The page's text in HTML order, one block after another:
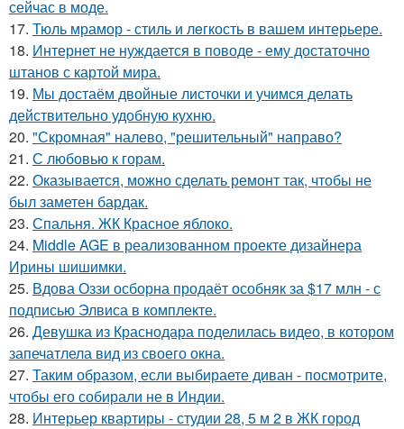
сейчас в моде.
17. Тюль мрамор - стиль и лeгкость в вашем интерьере.
18. Интернет не нуждается в поводе - ему достаточно
штанов с картой мира.
19. Мы достаём двойные листочки и учимся делать
действительно удобную кухню.
20. "Скромная" налево, "решительный" направо?
21. С любовью к горам.
22. Оказывается, можно сделать ремонт так, чтобы не
был заметен бардак.
23. Спальня. ЖК Красное яблоко.
24. Middle AGE в реализованном проекте дизайнера
Ирины шишимки.
25. Вдова Оззи осборна продаёт особняк за $17 млн - с
подписью Элвиса в комплекте.
26. Девушка из Краснодара поделилась видео, в котором
запечатлела вид из своего окна.
27. Таким образом, если выбираете диван - посмотрите,
чтобы его собирали не в Индии.
28. Интерьер квартиры - студии 28, 5 м 2 в ЖК город